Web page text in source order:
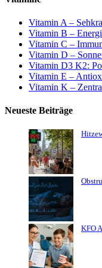
Vitamin A –
Vitamin B –
Vitamin C –
Vitamin D –
Vitamin D3 K2:
Vitamin E –
Vitamin K –
Neueste Beiträge
KFO